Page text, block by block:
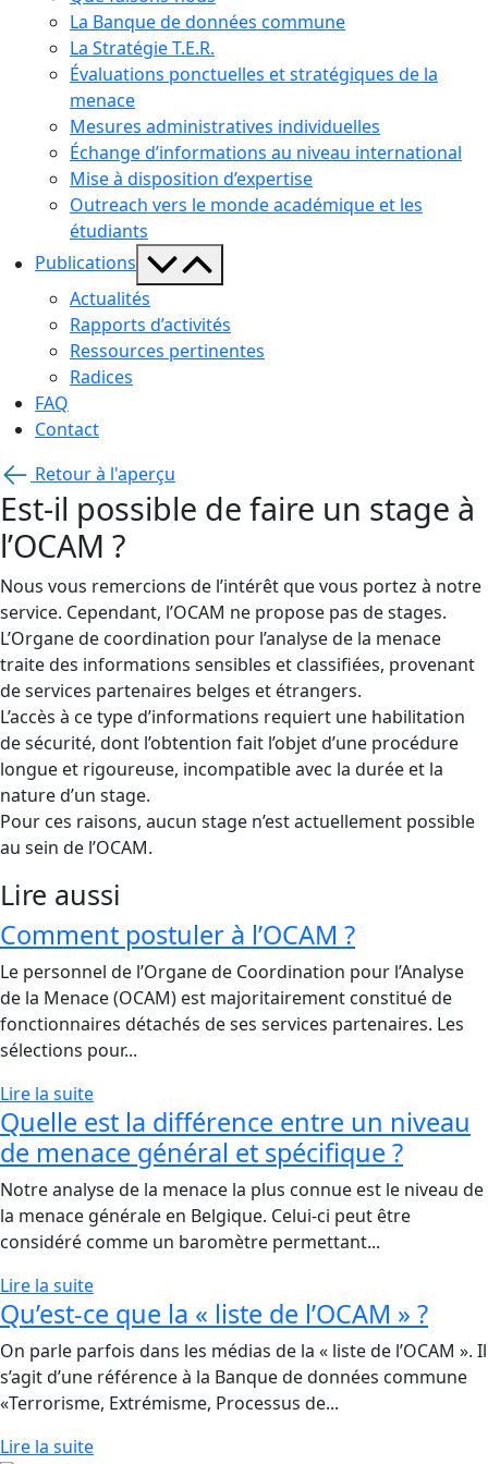
menu
La Banque de données commune
La Stratégie T.E.R.
Évaluations ponctuelles et stratégiques de la
menace
Mesures administratives individuelles
Échange d’informations au niveau international
Mise à disposition d’expertise
Outreach vers le monde académique et les
étudiants
Publications basculer
le
menu
Actualités
Rapports d’activités
Ressources pertinentes
Radices
FAQ
Contact
Retour à l'aperçu
Est-il possible de faire un stage à
l’OCAM ?
Nous vous remercions de l’intérêt que vous portez à notre
service. Cependant, l’OCAM ne propose pas de stages.
L’Organe de coordination pour l’analyse de la menace
traite des informations sensibles et classifiées, provenant
de services partenaires belges et étrangers.
L’accès à ce type d’informations requiert une habilitation
de sécurité, dont l’obtention fait l’objet d’une procédure
longue et rigoureuse, incompatible avec la durée et la
nature d’un stage.
Pour ces raisons, aucun stage n’est actuellement possible
au sein de l’OCAM.
Lire aussi
Comment postuler à l’OCAM ?
Le personnel de l’Organe de Coordination pour l’Analyse
de la Menace (OCAM) est majoritairement constitué de
fonctionnaires détachés de ses services partenaires. Les
sélections pour...
Lire la suite
Quelle est la différence entre un niveau
de menace général et spécifique ?
Notre analyse de la menace la plus connue est le niveau de
la menace générale en Belgique. Celui-ci peut être
considéré comme un baromètre permettant...
Lire la suite
Qu’est-ce que la « liste de l’OCAM » ?
On parle parfois dans les médias de la « liste de l’OCAM ». Il
s’agit d’une référence à la Banque de données commune
«Terrorisme, Extrémisme, Processus de...
Lire la suite